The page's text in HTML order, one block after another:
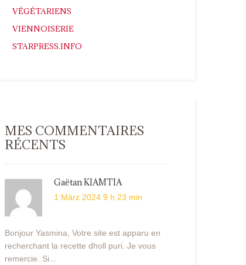
VÉGÉTARIENS
VIENNOISERIE
STARPRESS.INFO
MES COMMENTAIRES
RÉCENTS
Gaëtan KIAMTIA
1 März 2024 9 h 23 min
Bonjour Yasmina, Votre site est apparu en
recherchant la recette dholl puri. Je vous
remercie. Si...